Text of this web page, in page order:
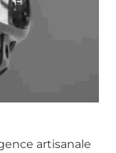
artisanale